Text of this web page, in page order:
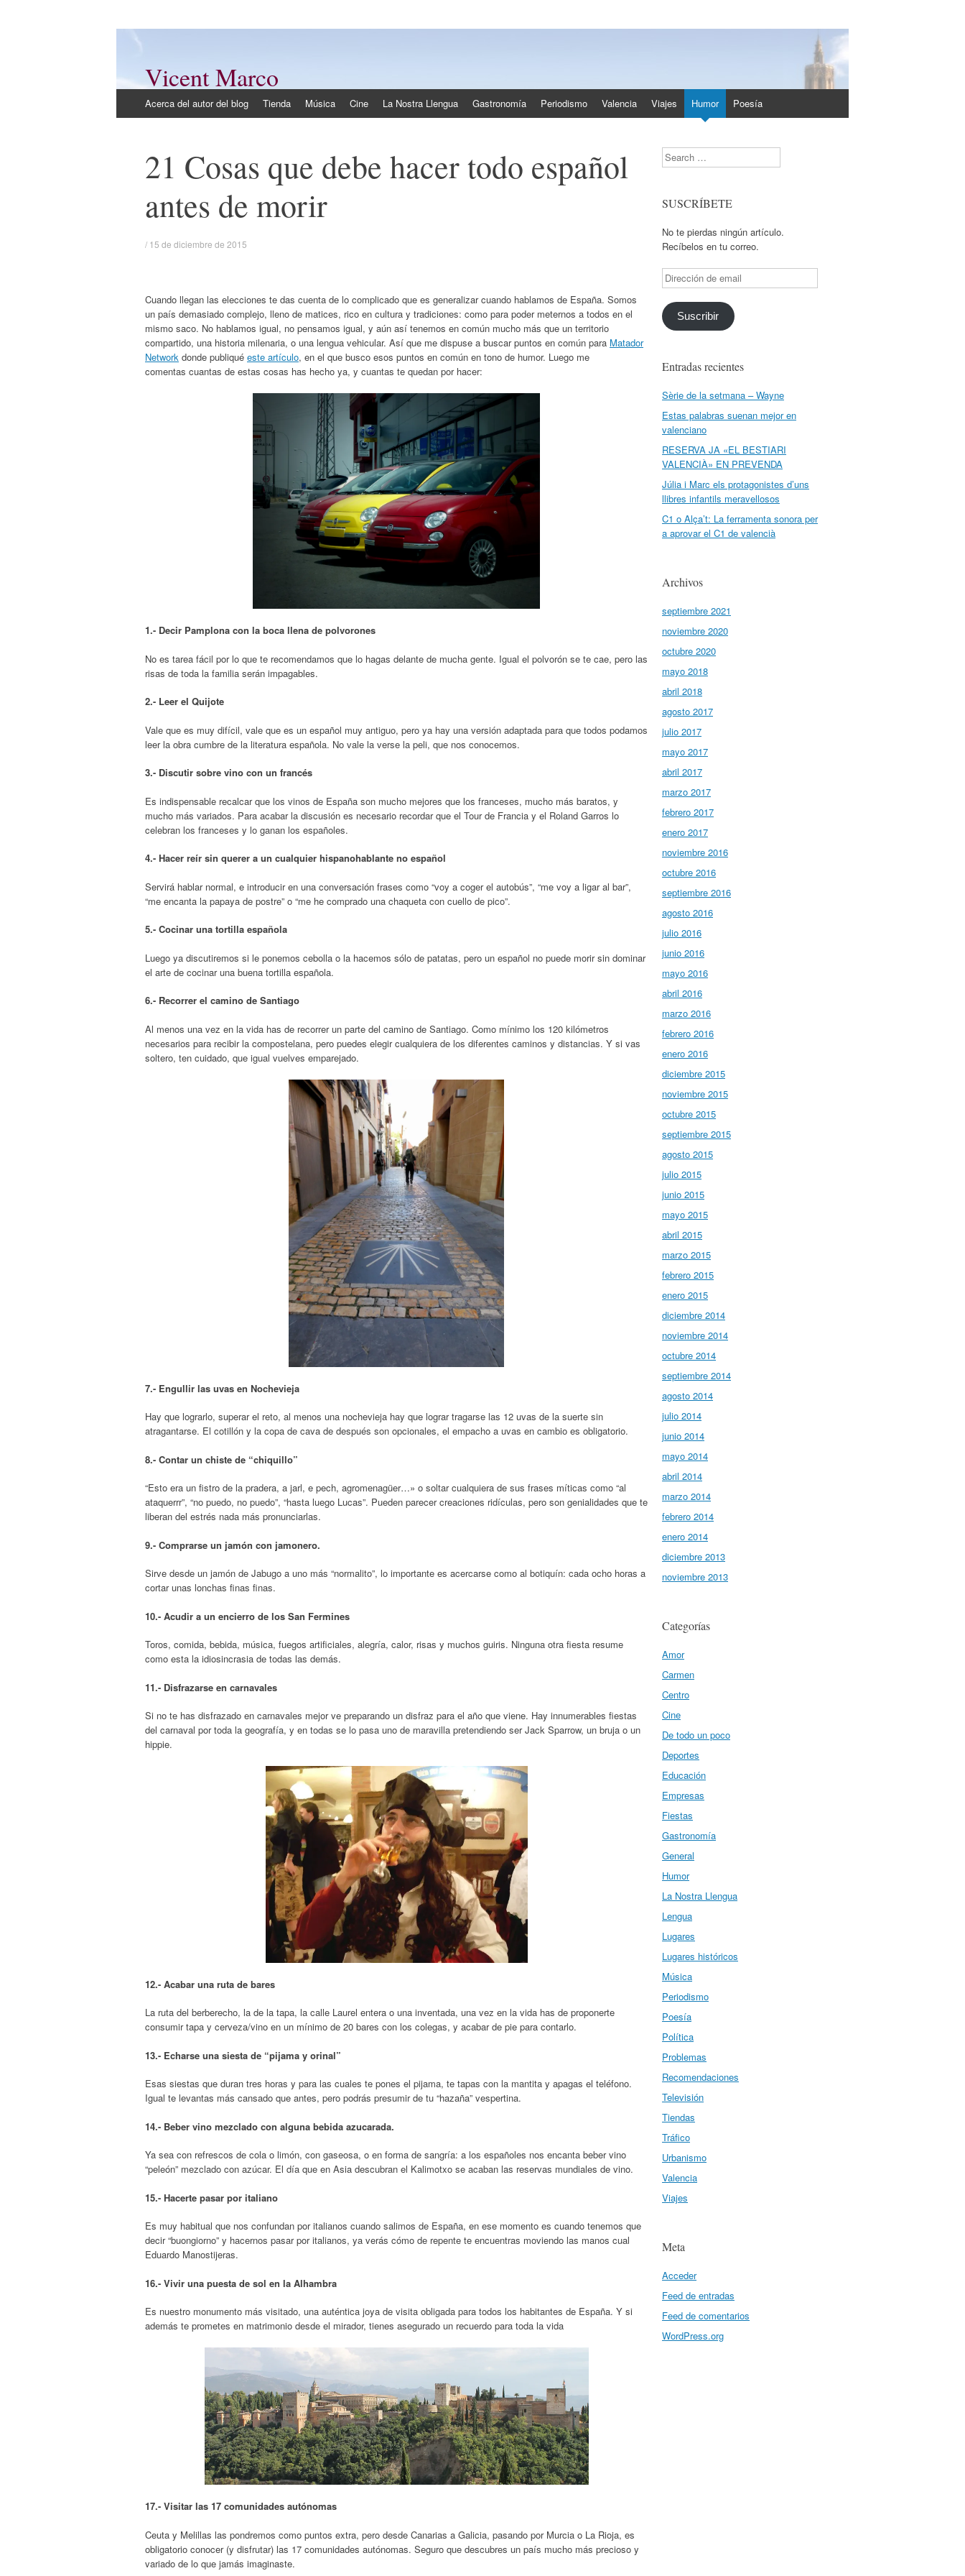
Vicent Marco
al
Acerca del autor del blog Tienda Música Cine La Nostra Llengua Gastronomía Periodismo Valencia Viajes Humor Poesía
21 Cosas que debe hacer todo español
antes de morir
/ 15 de diciembre de 2015
Cuando llegan las elecciones te das cuenta de lo complicado que es generalizar cuando hablamos de España. Somos
un país demasiado complejo, lleno de matices, rico en cultura y tradiciones: como para poder meternos a todos en el
mismo saco. No hablamos igual, no pensamos igual, y aún así tenemos en común mucho más que un territorio
compartido, una historia milenaria, o una lengua vehicular. Así que me dispuse a buscar puntos en común para Matador
Network donde publiqué este artículo, en el que busco esos puntos en común en tono de humor. Luego me
comentas cuantas de estas cosas has hecho ya, y cuantas te quedan por hacer:
1.- Decir Pamplona con la boca llena de polvorones
No es tarea fácil por lo que te recomendamos que lo hagas delante de mucha gente. Igual el polvorón se te cae, pero las
risas de toda la familia serán impagables.
2.- Leer el Quijote
Vale que es muy difícil, vale que es un español muy antiguo, pero ya hay una versión adaptada para que todos podamos
leer la obra cumbre de la literatura española. No vale la verse la peli, que nos conocemos.
3.- Discutir sobre vino con un francés
Es indispensable recalcar que los vinos de España son mucho mejores que los franceses, mucho más baratos, y
mucho más variados. Para acabar la discusión es necesario recordar que el Tour de Francia y el Roland Garros lo
celebran los franceses y lo ganan los españoles.
4.- Hacer reír sin querer a un cualquier hispanohablante no español
Servirá hablar normal, e introducir en una conversación frases como “voy a coger el autobús”, “me voy a ligar al bar”,
“me encanta la papaya de postre” o “me he comprado una chaqueta con cuello de pico”.
5.- Cocinar una tortilla española
Luego ya discutiremos si le ponemos cebolla o la hacemos sólo de patatas, pero un español no puede morir sin dominar
el arte de cocinar una buena tortilla española.
6.- Recorrer el camino de Santiago
Al menos una vez en la vida has de recorrer un parte del camino de Santiago. Como mínimo los 120 kilómetros
necesarios para recibir la compostelana, pero puedes elegir cualquiera de los diferentes caminos y distancias. Y si vas
soltero, ten cuidado, que igual vuelves emparejado.
7.- Engullir las uvas en Nochevieja
Hay que lograrlo, superar el reto, al menos una nochevieja hay que lograr tragarse las 12 uvas de la suerte sin
atragantarse. El cotillón y la copa de cava de después son opcionales, el empacho a uvas en cambio es obligatorio.
8.- Contar un chiste de “chiquillo”
“Esto era un fistro de la pradera, a jarl, e pech, agromenagüer…» o soltar cualquiera de sus frases míticas como “al
ataquerrr”, “no puedo, no puedo”, “hasta luego Lucas”. Pueden parecer creaciones ridículas, pero son genialidades que te
liberan del estrés nada más pronunciarlas.
9.- Comprarse un jamón con jamonero.
Sirve desde un jamón de Jabugo a uno más “normalito”, lo importante es acercarse como al botiquín: cada ocho horas a
cortar unas lonchas finas finas.
10.- Acudir a un encierro de los San Fermines
Toros, comida, bebida, música, fuegos artificiales, alegría, calor, risas y muchos guiris. Ninguna otra fiesta resume
como esta la idiosincrasia de todas las demás.
11.- Disfrazarse en carnavales
Si no te has disfrazado en carnavales mejor ve preparando un disfraz para el año que viene. Hay innumerables fiestas
del carnaval por toda la geografía, y en todas se lo pasa uno de maravilla pretendiendo ser Jack Sparrow, un bruja o un
hippie.
12.- Acabar una ruta de bares
La ruta del berberecho, la de la tapa, la calle Laurel entera o una inventada, una vez en la vida has de proponerte
consumir tapa y cerveza/vino en un mínimo de 20 bares con los colegas, y acabar de pie para contarlo.
13.- Echarse una siesta de “pijama y orinal”
Esas siestas que duran tres horas y para las cuales te pones el pijama, te tapas con la mantita y apagas el teléfono.
Igual te levantas más cansado que antes, pero podrás presumir de tu “hazaña” vespertina.
14.- Beber vino mezclado con alguna bebida azucarada.
Ya sea con refrescos de cola o limón, con gaseosa, o en forma de sangría: a los españoles nos encanta beber vino
“peleón” mezclado con azúcar. El día que en Asia descubran el Kalimotxo se acaban las reservas mundiales de vino.
15.- Hacerte pasar por italiano
Es muy habitual que nos confundan por italianos cuando salimos de España, en ese momento es cuando tenemos que
decir “buongiorno” y hacernos pasar por italianos, ya verás cómo de repente te encuentras moviendo las manos cual
Eduardo Manostijeras.
16.- Vivir una puesta de sol en la Alhambra
Es nuestro monumento más visitado, una auténtica joya de visita obligada para todos los habitantes de España. Y si
además te prometes en matrimonio desde el mirador, tienes asegurado un recuerdo para toda la vida
17.- Visitar las 17 comunidades autónomas
Ceuta y Melillas las pondremos como puntos extra, pero desde Canarias a Galicia, pasando por Murcia o La Rioja, es
obligatorio conocer (y disfrutar) las 17 comunidades autónomas. Seguro que descubres un país mucho más precioso y
variado de lo que jamás imaginaste.
Search
SUSCRÍBETE
No te pierdas ningún artículo.
Recíbelos en tu correo.
Dirección
de
email
Suscribir
Entradas recientes
Sèrie de la setmana – Wayne
Estas palabras suenan mejor en
valenciano
RESERVA JA «EL BESTIARI
VALENCIÀ» EN PREVENDA
Júlia i Marc els protagonistes d’uns
llibres infantils meravellosos
C1 o Alça’t: La ferramenta sonora per
a aprovar el C1 de valencià
Archivos
septiembre 2021
noviembre 2020
octubre 2020
mayo 2018
abril 2018
agosto 2017
julio 2017
mayo 2017
abril 2017
marzo 2017
febrero 2017
enero 2017
noviembre 2016
octubre 2016
septiembre 2016
agosto 2016
julio 2016
junio 2016
mayo 2016
abril 2016
marzo 2016
febrero 2016
enero 2016
diciembre 2015
noviembre 2015
octubre 2015
septiembre 2015
agosto 2015
julio 2015
junio 2015
mayo 2015
abril 2015
marzo 2015
febrero 2015
enero 2015
diciembre 2014
noviembre 2014
octubre 2014
septiembre 2014
agosto 2014
julio 2014
junio 2014
mayo 2014
abril 2014
marzo 2014
febrero 2014
enero 2014
diciembre 2013
noviembre 2013
Categorías
Amor
Carmen
Centro
Cine
De todo un poco
Deportes
Educación
Empresas
Fiestas
Gastronomía
General
Humor
La Nostra Llengua
Lengua
Lugares
Lugares históricos
Música
Periodismo
Poesía
Política
Problemas
Recomendaciones
Televisión
Tiendas
Tráfico
Urbanismo
Valencia
Viajes
Meta
Acceder
Feed de entradas
Feed de comentarios
WordPress.org